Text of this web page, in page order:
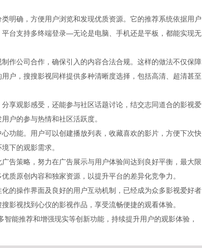
明确，方便用户浏览和发现优质资源。它的推荐系统依据用户
台支持多终端登录—无论是电脑、手机还是平板，都能实现无
作公司合作，确保引入的内容合法合规。这样的做法不仅保障
户，搜搜影视同样提供多种清晰度选择，包括高清、超清甚至
享观影感受，还能参与社区话题讨论，结交志同道合的影视爱
户的参与热情和社区活跃度。
功能。用户可以创建播放列表，收藏喜欢的影片，方便下次快
下的观影需求。
告策略，努力在广告展示与用户体验间达到良好平衡，最大限
质原创内容和独家资源，以提升平台的差异化竞争力。
的操作界面及良好的用户互动机制，已经成为众多影视爱好者
影视找到心仪的影视作品，享受流畅便捷的观看体验。
能推荐和增强现实等创新功能，持续提升用户的观影体验，